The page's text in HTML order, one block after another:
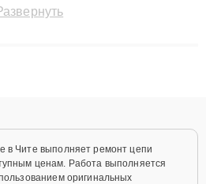
лет. Наши мастера решают
в Чите выполняет ремонт цепи
ценам. Работа выполняется
оригинальных